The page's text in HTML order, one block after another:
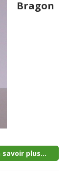
Bragon
savoir plus...